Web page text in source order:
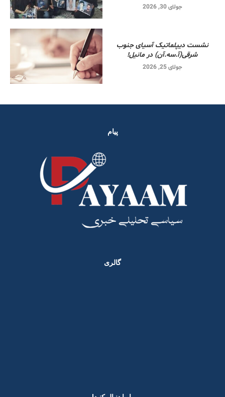
جولای 30, 2026
نشست دیپلماتیک آسیای جنوب
شرقی‌(آ.سه.آن) در مانیل!
جولای 25, 2026
پیام
گالری